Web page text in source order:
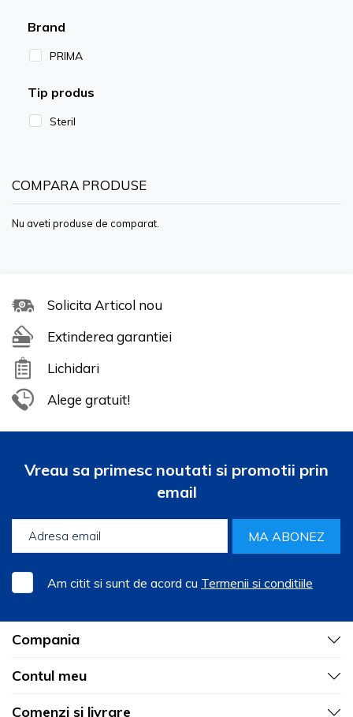
Brand
PRIMA
Tip produs
Steril
COMPARA PRODUSE
Nu aveti produse de comparat.
Solicita Articol nou
Extinderea garantiei
Lichidari
Alege gratuit!
Vreau sa primesc noutati si promotii prin
email
MA ABONEZ
Am citit si sunt de acord cu Termenii si conditiile
Compania
Contul meu
Comenzi si livrare